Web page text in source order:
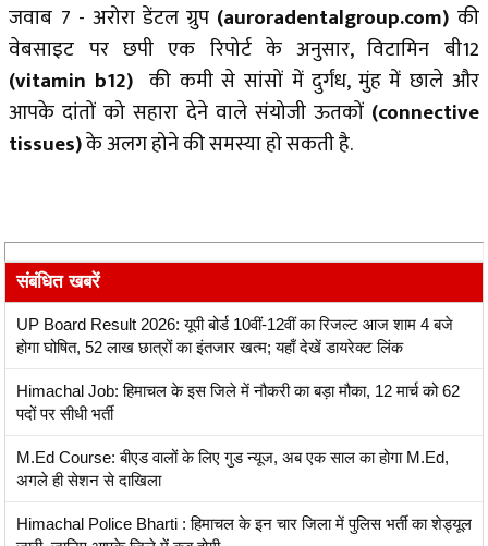
जवाब 7 - अरोरा डेंटल ग्रुप (auroradentalgroup.com) की
वेबसाइट पर छपी एक रिपोर्ट के अनुसार, विटामिन बी12
(vitamin b12) की कमी से सांसों में दुर्गंध, मुंह में छाले और
आपके दांतों को सहारा देने वाले संयोजी ऊतकों (connective
tissues)के अलग होने की समस्या हो सकती है.
संबंधित खबरें
UP Board Result 2026: यूपी बोर्ड 10वीं-12वीं का रिजल्ट आज शाम 4 बजे
होगा घोषित, 52 लाख छात्रों का इंतजार खत्म; यहाँ देखें डायरेक्ट लिंक
Himachal Job: हिमाचल के इस जिले में नौकरी का बड़ा मौका, 12 मार्च को 62
पदों पर सीधी भर्ती
M.Ed Course: बीएड वालों के लिए गुड न्यूज, अब एक साल का होगा M.Ed,
अगले ही सेशन से दाखिला
Himachal Police Bharti : हिमाचल के इन चार जिला में पुलिस भर्ती का शेड्यूल